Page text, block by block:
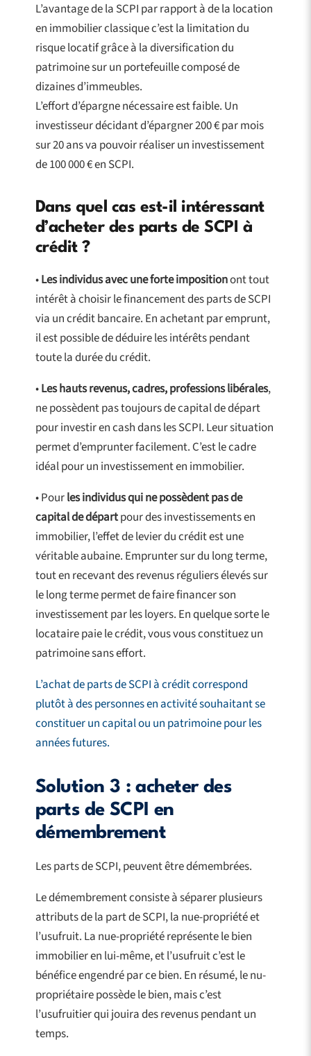
L’avantage de la SCPI par rapport à de la location
en immobilier classique c’est la limitation du
risque locatif grâce à la diversification du
patrimoine sur un portefeuille composé de
dizaines d’immeubles.
L’effort d’épargne nécessaire est faible. Un
investisseur décidant d’épargner 200 € par mois
sur 20 ans va pouvoir réaliser un investissement
de 100 000 € en SCPI.
Dans quel cas est-il intéressant
d’acheter des parts de SCPI à
crédit ?
•Les individus avec une forte impositionont tout
intérêt à choisir le financement des parts de SCPI
via un crédit bancaire. En achetant par emprunt,
il est possible de déduire les intérêts pendant
toute la durée du crédit.
•Les hauts revenus, cadres, professions libérales,
ne possèdent pas toujours de capital de départ
pour investir en cash dans les SCPI. Leur situation
permet d’emprunter facilement. C’est le cadre
idéal pour un investissement en immobilier.
• Pourles individus qui ne possèdent pas de
capital de départpour des investissements en
immobilier, l’effet de levier du crédit est une
véritable aubaine. Emprunter sur du long terme,
tout en recevant des revenus réguliers élevés sur
le long terme permet de faire financer son
investissement par les loyers. En quelque sorte le
locataire paie le crédit, vous vous constituez un
patrimoine sans effort.
L’achat de parts de SCPI à crédit correspond
plutôt à des personnes en activité souhaitant se
constituer un capital ou un patrimoine pour les
années futures.
Solution 3 : acheter des
parts de SCPI en
démembrement
Les parts de SCPI, peuvent être démembrées.
Le démembrement consiste à séparer plusieurs
attributs de la part de SCPI, la nue-propriété et
l’usufruit. La nue-propriété représente le bien
immobilier en lui-même, et l’usufruit c’est le
bénéfice engendré par ce bien. En résumé, le nu-
propriétaire possède le bien, mais c’est
l’usufruitier qui jouira des revenus pendant un
temps.